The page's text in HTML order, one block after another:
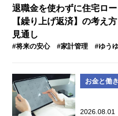
退職金を使わずに住宅ロ
【繰り上げ返済】の考え
見通し
#将来の安心 #家計管理 #ゆう
お金と働
2026.08.01